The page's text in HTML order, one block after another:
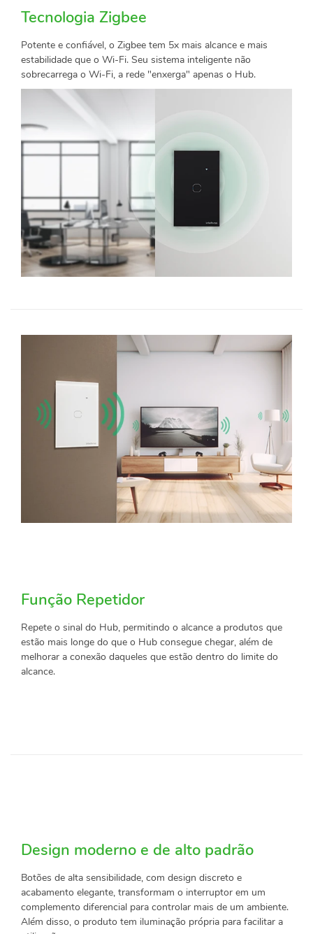
Tecnologia Zigbee
Potente e confiável, o Zigbee tem 5x mais alcance e mais
estabilidade que o Wi-Fi. Seu sistema inteligente não
sobrecarrega o Wi-Fi, a rede "enxerga" apenas o Hub.
Função Repetidor
Repete o sinal do Hub, permitindo o alcance a produtos que
estão mais longe do que o Hub consegue chegar, além de
melhorar a conexão daqueles que estão dentro do limite do
alcance.
Design moderno e de alto padrão
Botões de alta sensibilidade, com design discreto e
acabamento elegante, transformam o interruptor em um
complemento diferencial para controlar mais de um ambiente.
Além disso, o produto tem iluminação própria para facilitar a